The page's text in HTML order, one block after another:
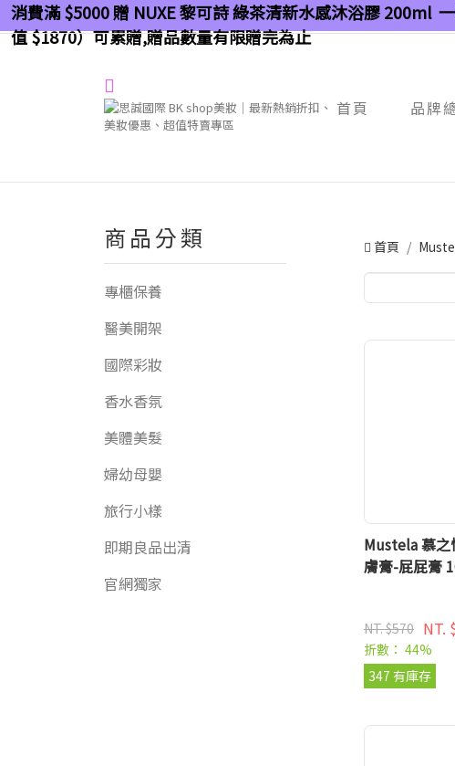
消費滿 $5000 贈 NUXE 黎可詩 綠茶清新水感沐浴膠 200ml
值 $1870）可累贈,贈品數量有限贈完為止
首頁 品牌
商品分類
專櫃保養
醫美開架
國際彩妝
香水香氛
美體美髮
婦幼母嬰
旅行小樣
即期良品出清
官網獨家
首頁
Mustela 慕之
膚膏-屁屁膏
NT. $570 NT.
折數： 44%
347 有庫存